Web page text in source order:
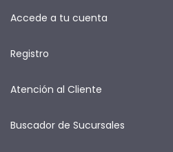
Accede a tu cuenta
Registro
Atención al Cliente
Buscador de Sucursales